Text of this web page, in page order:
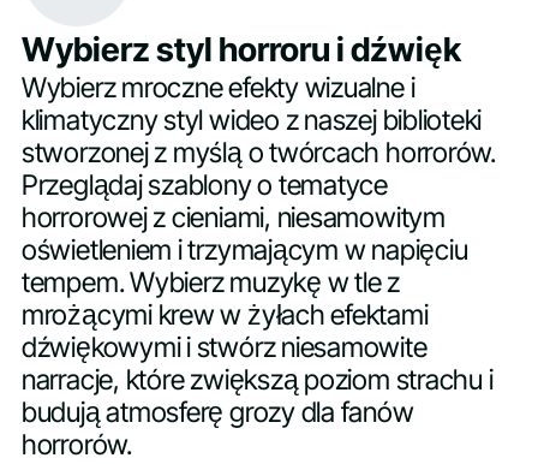
Wybierz styl horroru i dźwięk
Wybierz mroczne efekty wizualne i
klimatyczny styl wideo z naszej biblioteki
stworzonej z myślą o twórcach horrorów.
Przeglądaj szablony o tematyce
horrorowej z cieniami, niesamowitym
oświetleniem i trzymającym w napięciu
tempem. Wybierz muzykę w tle z
mrożącymi krew w żyłach efektami
dźwiękowymi i stwórz niesamowite
narracje, które zwiększą poziom strachu i
budują atmosferę grozy dla fanów
horrorów.